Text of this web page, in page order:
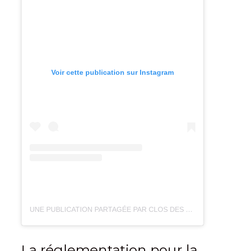
Voir cette publication sur Instagram
UNE PUBLICATION PARTAGÉE PAR CLOS DES SENS RESTAURANT*** (@CLOSDESSENS)